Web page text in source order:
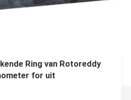
Ring van Rotoreddy
for uit